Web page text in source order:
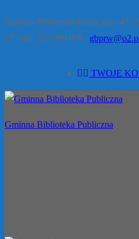
Gminna Biblioteka Publiczna | 47-
27 | tel.: 723 909 058 |
TWOJE
Gminna Biblioteka Publiczna